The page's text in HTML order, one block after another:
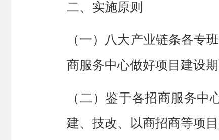
二、 实施原则
（一）八大产业链条各专
商服务中心做好项目建设
（二）鉴于各招商服务
建、技改、以商招商等项